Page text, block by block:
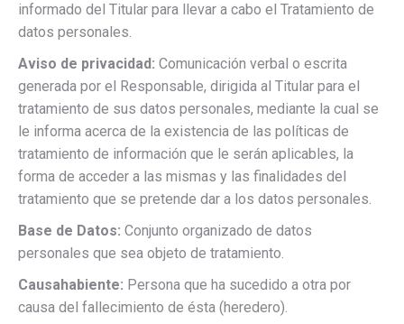
informado del Titular para llevar a cabo el Tratamiento de
datos personales.
Aviso de privacidad: Comunicación verbal o escrita
generada por el Responsable, dirigida al Titular para el
tratamiento de sus datos personales, mediante la cual se
le informa acerca de la existencia de las políticas de
tratamiento de información que le serán aplicables, la
forma de acceder a las mismas y las finalidades del
tratamiento que se pretende dar a los datos personales.
Base de Datos: Conjunto organizado de datos
personales que sea objeto de tratamiento.
Causahabiente: Persona que ha sucedido a otra por
causa del fallecimiento de ésta (heredero).